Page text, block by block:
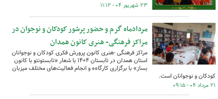
۲۳ شهریور ۰۴ - ۱۱:۱۲
مردادماه گرم و حضور پرشور کودکان و نوجوان در
مراکز فرهنگی- هنری کانون همدان
مراکز فرهنگی -هنری کانون پرورش فکری کودکان و نوجوانان
استان همدان در تابستان ۱۴۰۴ با شعار «تابستونتو با کانون
بساز» با برگزاری کارگاه‌ه و انجام فعالیت‌های مختلف میزبان
کودکان و نوجوانان است.
۲۱ مرداد ۰۴ - ۰۹:۱۵